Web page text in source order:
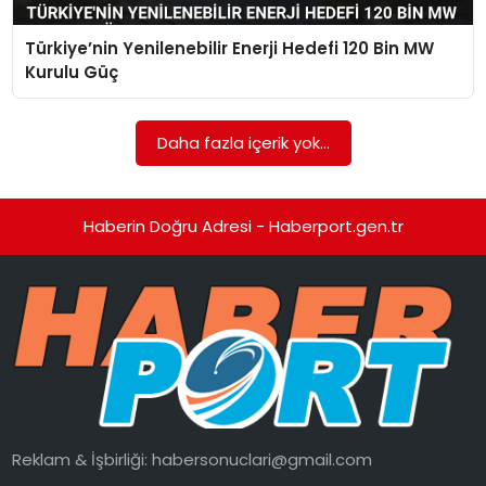
SPOR
TEKNOLOJI
EKONOMI
Türkiye’nin Yenilenebilir Enerji Hedefi 120 Bin MW
Kurulu Güç
Daha fazla içerik yok...
Haberin Doğru Adresi - Haberport.gen.tr
Reklam & İşbirliği:habersonuclari@gmail.com